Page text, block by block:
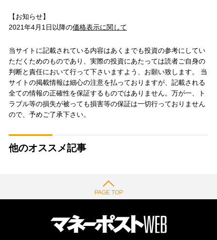
【お知らせ】
2021年4月1日以降の価格表示に関して
当サイトに記載されている内容はあくまでも投資の参考にしてい
ただくためのものであり、実際の投資にあたっては読者ご自身の
判断と責任において行って下さいますよう、お願い致します。 当
サイトの掲載情報は細心の注意を払っておりますが、記載される
全ての情報の正確性を保証するものではありません。万が一、ト
ラブル等の損失が被っても損害等の保証は一切行っておりません
ので、予めご了承下さい。
他のオススメ記事
PAGE TOP